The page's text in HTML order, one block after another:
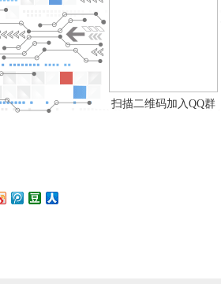
扫描二维码加入QQ群